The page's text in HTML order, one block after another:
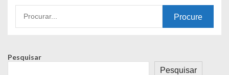
por:
Pesquisar
Pesquisar